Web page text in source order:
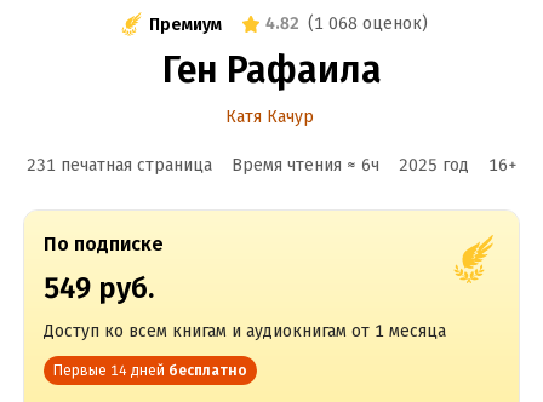
Премиум 4.82 (1 068 оценок)
Ген Рафаила
Катя Качур
231 печатная страница Время чтения ≈ 6ч 2025 год 16+
По подписке
549 руб.
Доступ ко всем книгам и аудиокнигам от 1 месяца
Первые 14 дней бесплатно